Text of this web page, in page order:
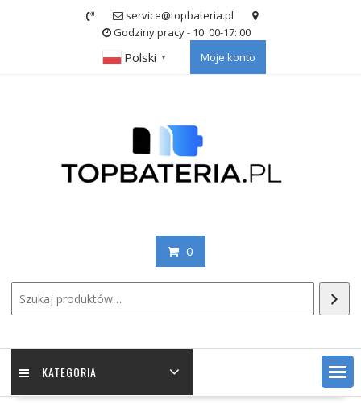
service@topbateria.pl
Godziny pracy - 10: 00-17: 00
Polski ▼ Moje konto
0
KATEGORIA